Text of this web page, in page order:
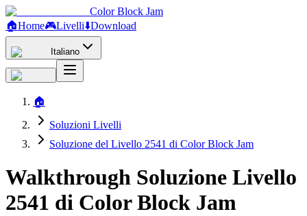
Color Block Jam
🏠Home🎮Livelli⬇️Download
Italiano
🏠
Soluzioni Livelli
Soluzione del Livello 2541 di Color Block Jam
Walkthrough Soluzione Livello
2541 di Color Block Jam